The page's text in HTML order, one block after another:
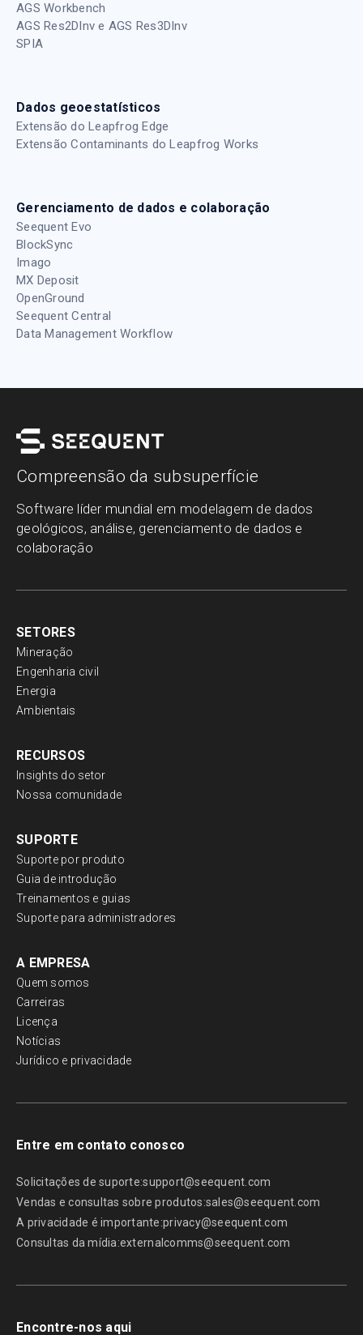
AGS Workbench
AGS Res2DInv e AGS Res3DInv
SPIA
Dados geoestatísticos
Extensão do Leapfrog Edge
Extensão Contaminants do Leapfrog Works
Gerenciamento de dados e colaboração
Seequent Evo
BlockSync
Imago
MX Deposit
OpenGround
Seequent Central
Data Management Workflow
Compreensão da subsuperfície
Software líder mundial em modelagem de dados
geológicos, análise, gerenciamento de dados e
colaboração
SETORES
Mineração
Engenharia civil
Energia
Ambientais
RECURSOS
Insights do setor
Nossa comunidade
SUPORTE
Suporte por produto
Guia de introdução
Treinamentos e guias
Suporte para administradores
A EMPRESA
Quem somos
Carreiras
Licença
Notícias
Jurídico e privacidade
Entre em contato conosco
Solicitações de suporte:support@seequent.com
Vendas e consultas sobre produtos:sales@seequent.com
A privacidade é importante:privacy@seequent.com
Consultas da mídia:externalcomms@seequent.com
Encontre-nos aqui